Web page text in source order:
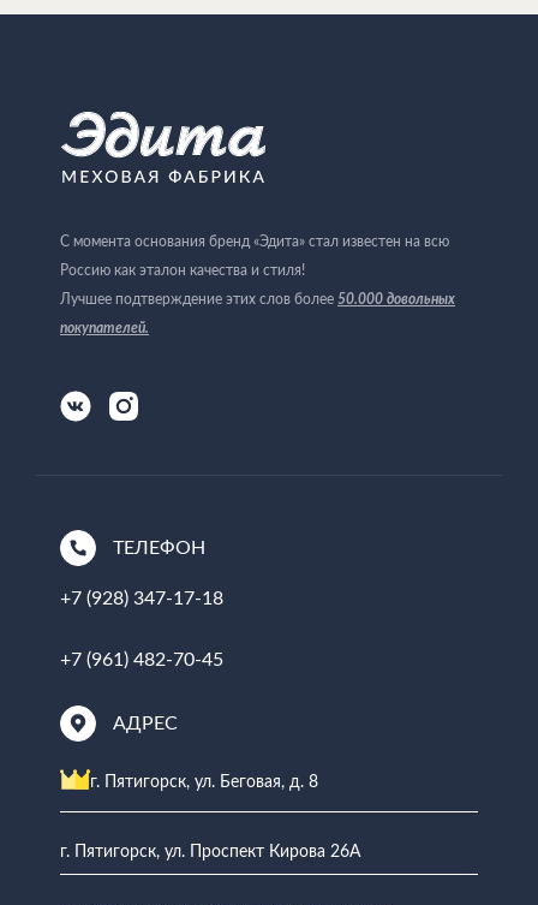
С момента основания бренд «Эдита» стал известен на всю
Россию как эталон качества и стиля!
Лучшее подтверждение этих слов более 50.000 довольных
покупателей.
ТЕЛЕФОН
+7 (928) 347-17-18
+7 (961) 482-70-45
АДРЕС
г. Пятигорск, ул. Беговая, д. 8
г. Пятигорск, ул. Проспект Кирова 26А